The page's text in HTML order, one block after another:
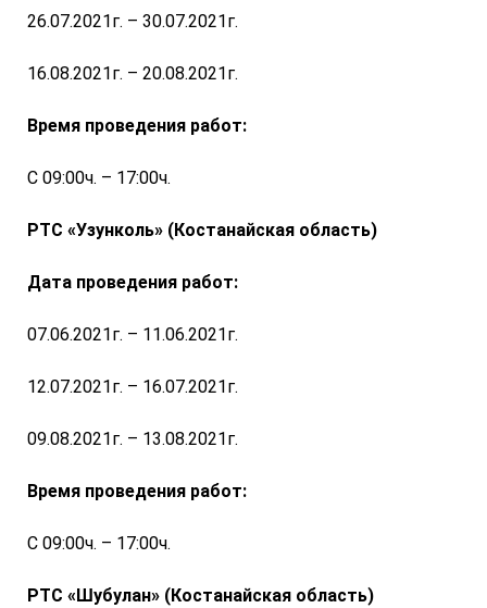
26.07.2021г. – 30.07.2021г.
16.08.2021г. – 20.08.2021г.
Время проведения работ:
С 09:00ч. – 17:00ч.
РТС «Узунколь» (Костанайская область)
Дата проведения работ:
07.06.2021г. – 11.06.2021г.
12.07.2021г. – 16.07.2021г.
09.08.2021г. – 13.08.2021г.
Время проведения работ:
С 09:00ч. – 17:00ч.
РТС «Шубулан» (Костанайская область)